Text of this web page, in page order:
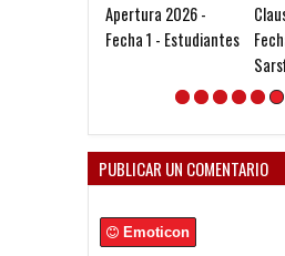
Apertura 2026 -
Fecha 1 - Estudiantes
PUBLICAR UN COMENTARIO
Emoticon